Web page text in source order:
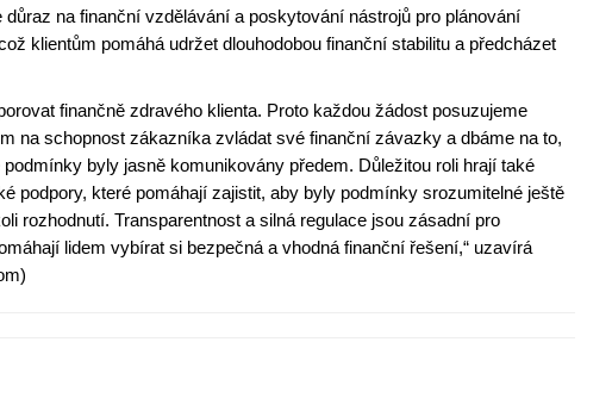
důraz na finanční vzdělávání a poskytování nástrojů pro plánování
klientům pomáhá udržet dlouhodobou finanční stabilitu a předcházet
finančně zdravého klienta. Proto každou žádost posuzujeme
na schopnost zákazníka zvládat své finanční závazky a dbáme na to,
byly jasně komunikovány předem. Důležitou roli hrají také
podpory, které pomáhají zajistit, aby byly podmínky srozumitelné ještě
rozhodnutí. Transparentnost a silná regulace jsou zásadní pro
lidem vybírat si bezpečná a vhodná finanční řešení,“ uzavírá